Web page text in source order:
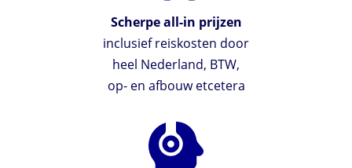
Scherpe all-in prijzen
inclusief reiskosten door
heel Nederland, BTW,
op- en afbouw etcetera